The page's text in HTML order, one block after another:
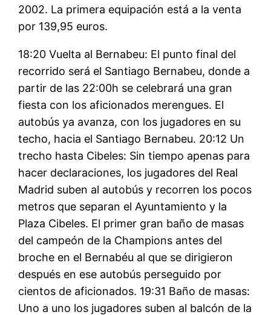
2002. La primera equipación está a la venta
por 139,95 euros.
18:20 Vuelta al Bernabeu: El punto final del
recorrido será el Santiago Bernabeu, donde a
partir de las 22:00h se celebrará una gran
fiesta con los aficionados merengues. El
autobús ya avanza, con los jugadores en su
techo, hacia el Santiago Bernabeu. 20:12 Un
trecho hasta Cibeles: Sin tiempo apenas para
hacer declaraciones, los jugadores del Real
Madrid suben al autobús y recorren los pocos
metros que separan el Ayuntamiento y la
Plaza Cibeles. El primer gran baño de masas
del campeón de la Champions antes del
broche en el Bernabéu al que se dirigieron
después en ese autobús perseguido por
cientos de aficionados. 19:31 Baño de masas:
Uno a uno los jugadores suben al balcón de la